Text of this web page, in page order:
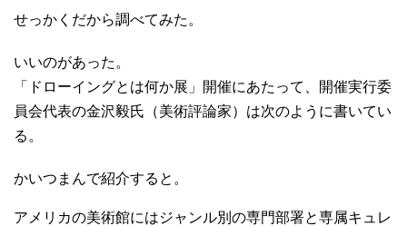
せっかくだから調べてみた。
いいのがあった。
「ドローイングとは何か展」開催にあたって、開催実行委
員会代表の金沢毅氏 （美術評論家）は次のように書いてい
る。
かいつまんで紹介すると。
アメリカの美術館にはジャンル別の専門部署と専属キュレ